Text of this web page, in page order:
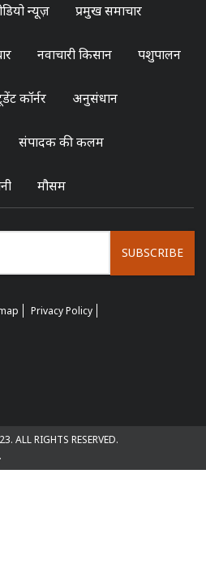
न्यूज़ प्रमुख समाचार
नवाचारी किसान पशुपालन
कॉर्नर अनुसंधान
संपादक की कलम
मौसम
SUBSCRIBE
Privacy Policy
ALL RIGHTS RESERVED.